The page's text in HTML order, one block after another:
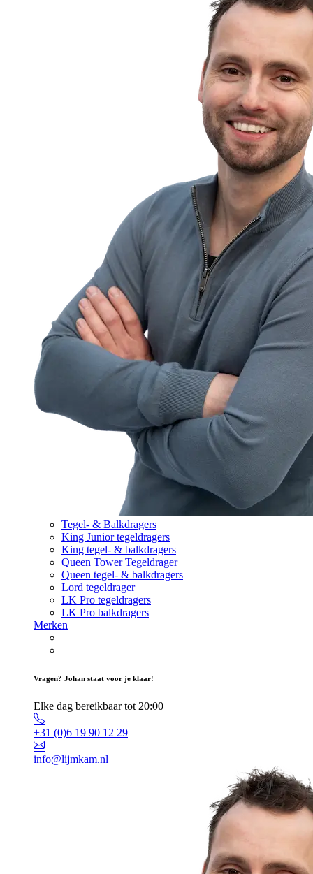
Tegel- & Balkdragers
King Junior tegeldragers
King tegel- & balkdragers
Queen Tower Tegeldrager
Queen tegel- & balkdragers
Lord tegeldrager
LK Pro tegeldragers
LK Pro balkdragers
Merken
Vragen? Johan staat voor je klaar!
Elke dag bereikbaar tot 20:00
+31 (0)6 19 90 12 29
info@lijmkam.nl